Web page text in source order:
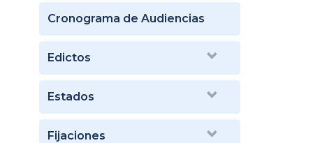
Cronograma de Audiencias
Edictos
Estados
Fijaciones